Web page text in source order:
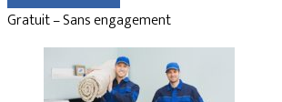
Gratuit – Sans engagement